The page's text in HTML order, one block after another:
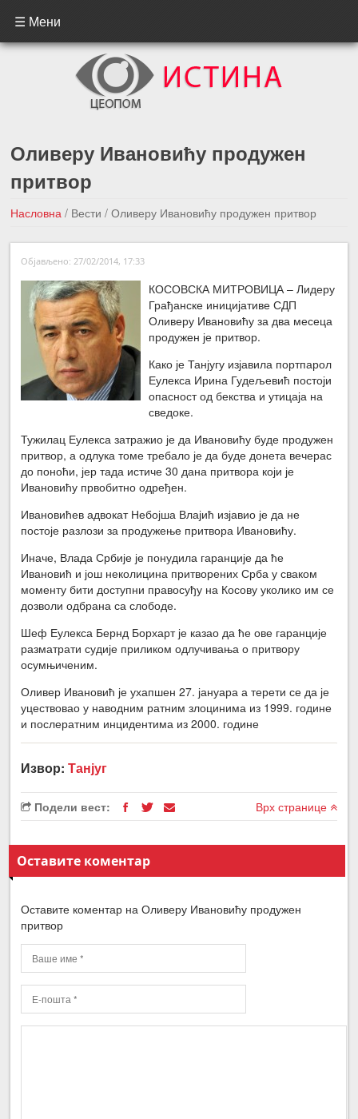
☰ Мени
Оливеру Ивановићу продужен
притвор
Насловна / Вести/ Оливеру Ивановићу продужен притвор
←Претходна вест
Следећа вест →
Објављено: 27/02/2014, 17:33
КОСОВСКА МИТРОВИЦА – Лидеру
Грађанске иницијативе СДП
Оливеру Ивановићу за два месеца
продужен је притвор.
Како је Танјугу изјавила портпарол
Еулекса Ирина Гудељевић постоји
опасност од бекства и утицаја на
сведоке.
Тужилац Еулекса затражио је да Ивановићу буде продужен
притвор, а одлука томе требало је да буде донета вечерас
до поноћи, јер тада истиче 30 дана притвора који је
Ивановићу првобитно одређен.
Ивановићев адвокат Небојша Влајић изјавио је да не
постоје разлози за продужење притвора Ивановићу.
Иначе, Влада Србије је понудила гаранције да ће
Ивановић и још неколицина притворених Срба у сваком
моменту бити доступни правосуђу на Косову уколико им се
дозволи одбрана са слободе.
Шеф Еулекса Бернд Борхарт је казао да ће ове гаранције
разматрати судије приликом одлучивања о притвору
осумњиченим.
Оливер Ивановић је ухапшен 27. јануара а терети се да је
уцествовао у наводним ратним злоцинима из 1999. године
и послератним инцидентима из 2000. године
Извор:Танјуг
Подели вест: Врх странице
Оставите коментар
Оставите коментар на Оливеру Ивановићу продужен
притвор